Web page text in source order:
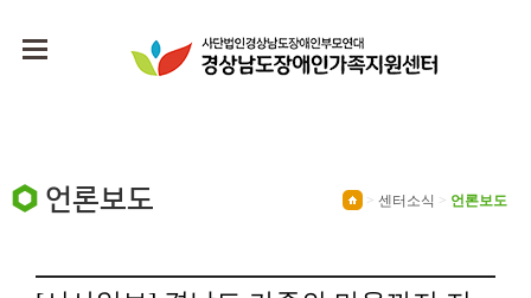
언론보도 > 센터소식 > 언론보도